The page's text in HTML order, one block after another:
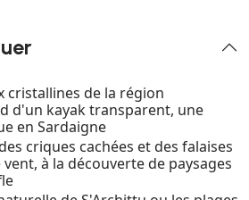
cristallines de la région
d'un kayak transparent, une
en Sardaigne
criques cachées et des falaises
à la découverte de paysages